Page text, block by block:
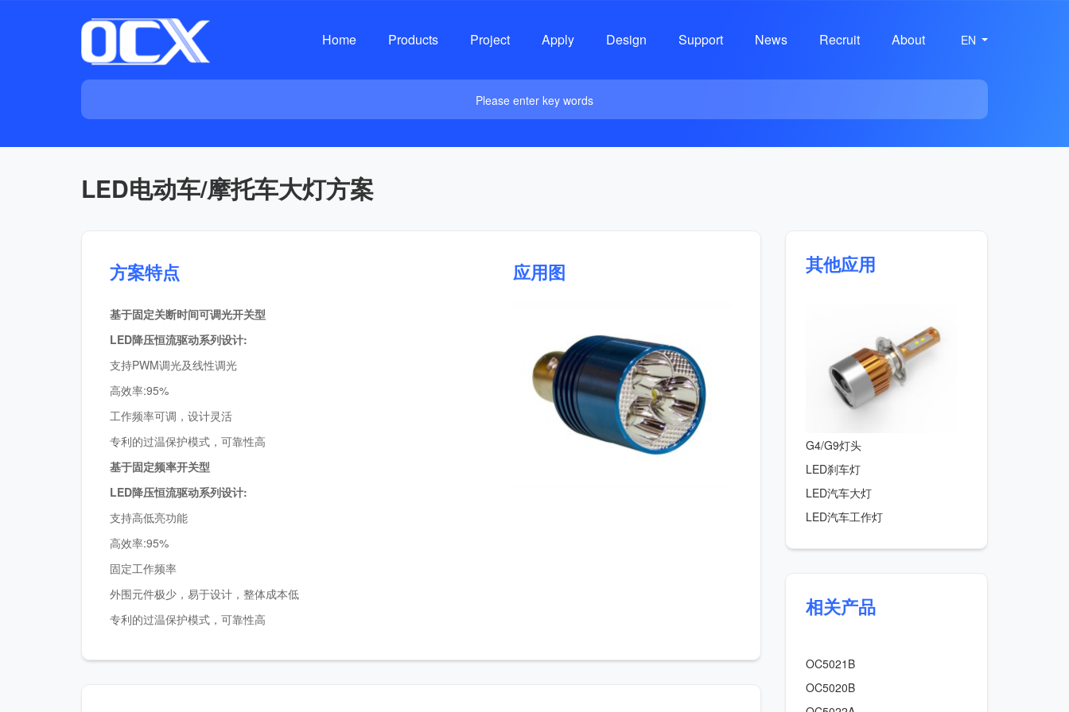
EN
Home Products Project Apply Design Support News Recruit About
Please enter key words
LED电动车/摩托车大灯方案
方案特点
基于固定关断时间可调光开关型
LED降压恒流驱动系列设计:
支持PWM调光及线性调光
高效率:95%
工作频率可调，设计灵活
专利的过温保护模式，可靠性高
基于固定频率开关型
LED降压恒流驱动系列设计:
支持高低亮功能
高效率:95%
固定工作频率
外围元件极少，易于设计，整体成本低
专利的过温保护模式，可靠性高
应用图 其他应用
G4/G9灯头
LED刹车灯
LED汽车大灯
LED汽车工作灯
相关产品
OC5021B
OC5020B